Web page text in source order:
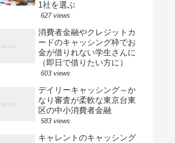
1社を選ぶ
627 views
消費者金融やクレジットカ
ードのキャッシング枠でお
金が借りれない学生さんに
（即日で借りたい方に）
603 views
デイリーキャッシング～か
なり審査が柔軟な東京台東
区の中小消費者金融
583 views
キャレントのキャッシング